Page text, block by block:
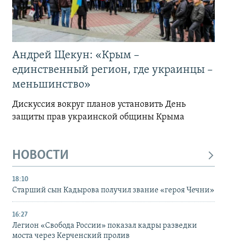
Андрей Щекун: «Крым –
единственный регион, где украинцы –
меньшинство»
Дискуссия вокруг планов установить День
защиты прав украинской общины Крыма
НОВОСТИ
18:10
Старший сын Кадырова получил звание «героя Чечни»
16:27
Легион «Свобода России» показал кадры разведки
моста через Керченский пролив